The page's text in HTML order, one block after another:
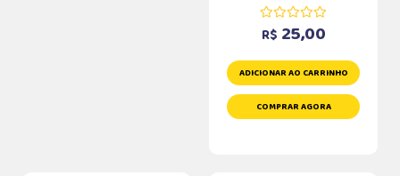
R$ 25,00
ADICIONAR AO CARRINHO
COMPRAR AGORA